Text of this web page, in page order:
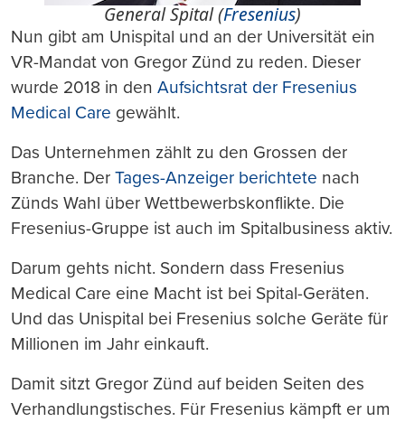
General Spital (Fresenius)
Nun gibt am Unispital und an der Universität ein
VR-Mandat von Gregor Zünd zu reden. Dieser
wurde 2018 in den Aufsichtsrat der Fresenius
Medical Care gewählt.
Das Unternehmen zählt zu den Grossen der
Branche. Der Tages-Anzeiger berichtete nach
Zünds Wahl über Wettbewerbskonflikte. Die
Fresenius-Gruppe ist auch im Spitalbusiness aktiv.
Darum gehts nicht. Sondern dass Fresenius
Medical Care eine Macht ist bei Spital-Geräten.
Und das Unispital bei Fresenius solche Geräte für
Millionen im Jahr einkauft.
Damit sitzt Gregor Zünd auf beiden Seiten des
Verhandlungstisches. Für Fresenius kämpft er um